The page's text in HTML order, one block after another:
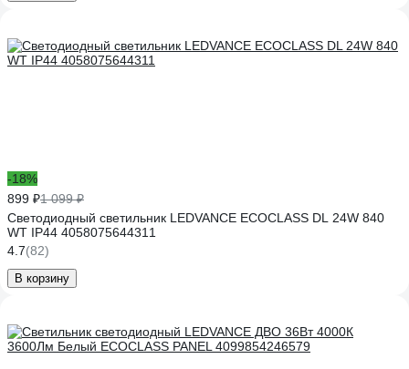
-18%
899 ₽1 099 ₽
Светодиодный светильник LEDVANCE ECOCLASS DL 24W 840
WT IP44 4058075644311
4.7(82)
В корзину